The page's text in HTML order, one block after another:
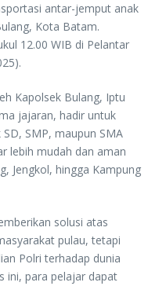
antar-jemput anak
Kota Batam.
12.00 WIB di Pelantar
Kapolsek Bulang, Iptu
jajaran, hadir untuk
SMP, maupun SMA
lebih mudah dan aman
Jengkol, hingga Kampung
solusi atas
pulau, tetapi
Polri terhadap dunia
ini, para pelajar dapat